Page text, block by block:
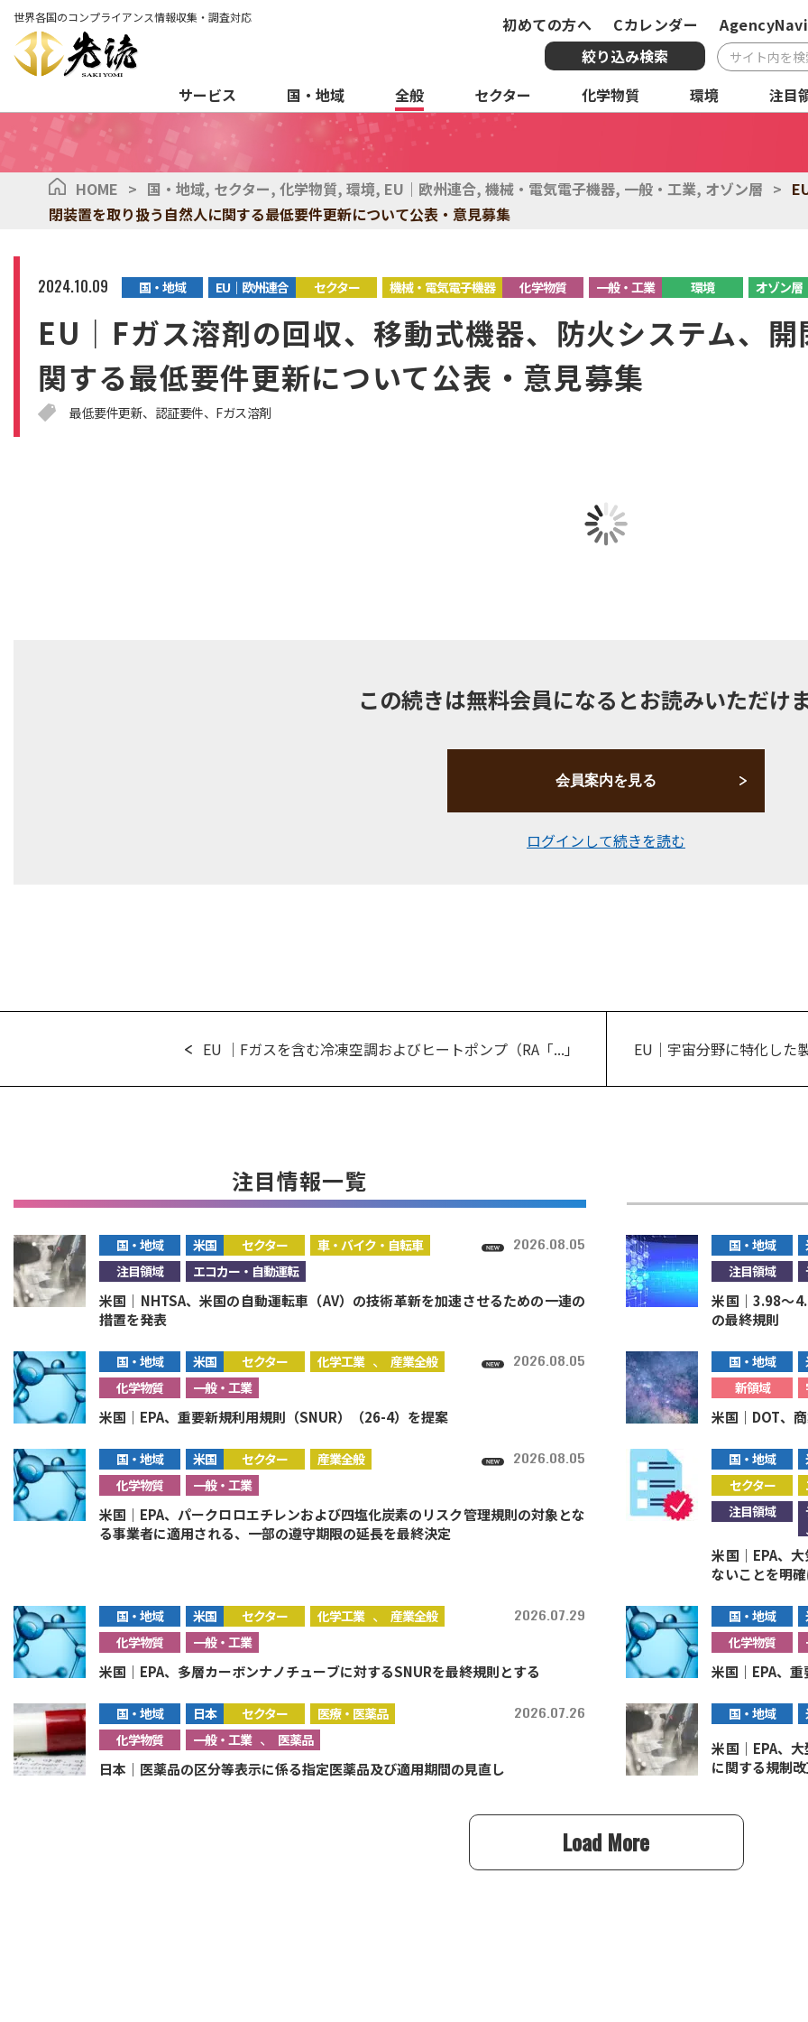
世界各国のコンプライアンス情報収集・調査対応 初めての方へ Cカレンダー
AgencyNavi
絞り込み検索
サービス
国・地域 全般 セクター 化学物質 環境 注目
複合条件検索
サービス 国・地域 全
HOME > 国・地域, セクター, 化学物質, 環境, EU｜欧州連合, 機械・電気電子機器, 一般・工業, オゾン層 >
閉装置を取り扱う自然人に関する最低要件更新について公表・意見募集
2024.10.09 国・地域 EU｜欧州連合 セクター 機械・電気電子機器 化学物質 一般・工業 環境 オゾン層
EU｜Fガス溶剤の回収、移動式機器、防火システム、
関する最低要件更新について公表・意見募集
最低要件更新 認証要件 Fガス溶剤
この続きは無料会員になるとお読みいただけ
会員案内を見る
ログインして続きを読む
EU ｜Fガスを含む冷凍空調およびヒートポンプ（RA「...」 EU｜宇宙分野に特化した
注目情報一覧
国・地域 米国 セクター
車・バイク・自転車
注目領域
エコカー・自動運転
2026.08.05
米国｜NHTSA、米国の自動運転車（AV）の技術革新を加速させるための一連の
措置を発表
国・地域
注目領域
米国｜3.98～
の最終規則
国・地域 米国 セクター 化学工業 、 産業全般
化学物質
一般・工業
2026.08.05
米国｜EPA、重要新規利用規則（SNUR）（26-4）を提案
国・地域
新領域
米国｜DOT、
国・地域 米国 セクター
産業全般
化学物質
一般・工業
2026.08.05
米国｜EPA、パークロロエチレンおよび四塩化炭素のリスク管理規則の対象とな
る事業者に適用される、一部の遵守期限の延長を最終決定
国・地域
セクター
注目領域
米国｜EPA、
ないことを明
国・地域 米国 セクター 化学工業 、 産業全般
化学物質
一般・工業
2026.07.29
米国｜EPA、多層カーボンナノチューブに対するSNURを最終規則とする
国・地域
化学物質
米国｜EPA、
国・地域 日本 セクター
医療・医薬品
化学物質
一般・工業 、 医薬品
2026.07.26
日本｜医薬品の区分等表示に係る指定医薬品及び適用期間の見直し
国・地域
米国｜EPA、
に関する規制
Load More